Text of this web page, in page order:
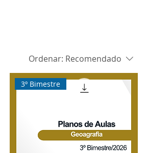
Ordenar: Recomendado
3º Bimestre